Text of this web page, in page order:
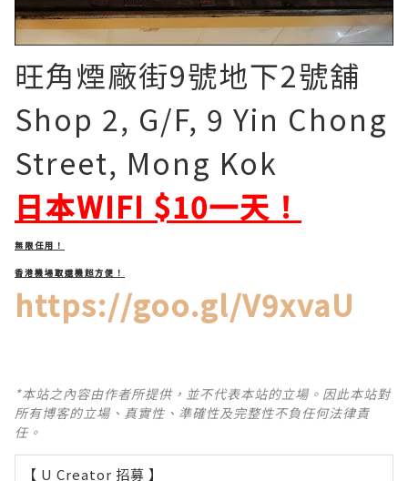
旺角煙廠街9號地下2號舖
Shop 2, G/F, 9 Yin Chong
Street, Mong Kok
日本WIFI $10一天！
無限任用！
香港機場取還機超方便！
https://goo.gl/V9xvaU
*本站之內容由作者所提供，並不代表本站的立場。因此本站對
所有博客的立場、真實性、準確性及完整性不負任何法律責
任。
【 U Creator 招募 】